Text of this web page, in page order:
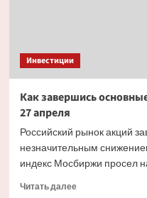
Инвестиции
Как завершись
27 апреля
Российский рынок акций
незначительным
индекс Мосбиржи просел
Читать далееПрочитать